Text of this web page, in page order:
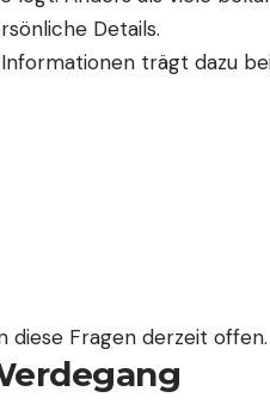
Details.
trägt dazu
diese Fragen derzeit offen.